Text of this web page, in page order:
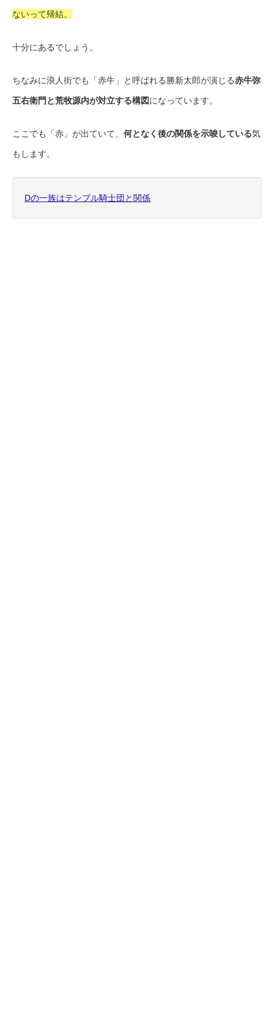
ないって帰結。
十分にあるでしょう。
ちなみに浪人街でも「赤牛」と呼ばれる勝新太郎が演じる赤牛弥
五右衛門と荒牧源内が対立する構図になっています。
ここでも「赤」が出ていて、 何となく後の関係を示唆している気
もします。
Dの一族はテンプル騎士団と関係